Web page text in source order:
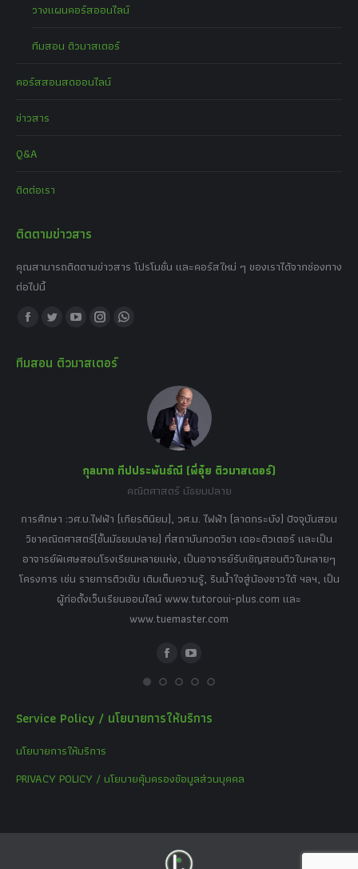
วางแผนคอร์สออนไลน์
ทีมสอน ติวมาสเตอร์
คอร์สสอนสดออนไลน์
ข่าวสาร
Q&A
ติดต่อเรา
ติดตามข่าวสาร
คุณสามารถติดตามข่าวสาร โปรโมชั่น และคอร์สใหม่ ๆ ของเราได้จากช่องทาง
ต่อไปนี้
Find us on:
Facebook
opens
Twitter
opens
YouTube
opens
Instagram
opens
Whatsapp
window
ทีมสอน ติวมาสเตอร์
กุลนาถ ทีปประพันธ์ณี (พี่อุ๋ย ติวมาสเตอร์)
คณิตศาสตร์ มัธยมปลาย
การศึกษา :วศ.บ.ไฟฟ้า (เกียรตินิยม), วศ.ม. ไฟฟ้า (ลาดกระบัง) ปัจจุบันสอน
วิชาคณิตศาสตร์(ชั้นมัธยมปลาย) ที่สถาบันกวดวิชา เดอะติวเตอร์ และเป็น
อาจารย์พิเศษสอนโรงเรียนหลายแห่ง, เป็นอาจารย์รับเชิญสอนติวในหลายๆ
โครงการ เช่น รายการติวเข้ม เติมเต็มความรู้, รินน้ำใจสู่น้องชาวใต้ ฯลฯ, เป็น
ผู้ก่อตั้งเว็บเรียนออนไลน์ www.tutoroui-plus.com และ
www.tuemaster.com
FacebookYouTube
Service Policy / นโยบายการให้บริการ
นโยบายการให้บริการ
PRIVACY POLICY / นโยบายคุ้มครองข้อมูลส่วนบุคคล